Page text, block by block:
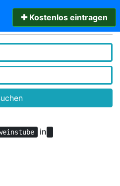
✚ Kostenlos eintragen
in